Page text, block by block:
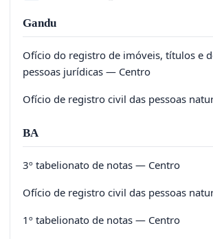
Gandu
Ofício do registro de imóveis, títulos e
pessoas jurídicas — Centro
Ofício de registro civil das pessoas
BA
3º tabelionato de notas — Centro
Ofício de registro civil das pessoas
1º tabelionato de notas — Centro